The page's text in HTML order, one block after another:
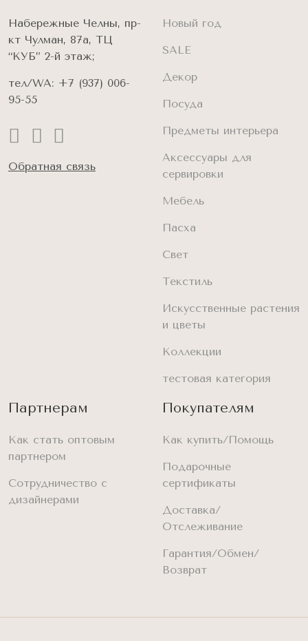
Набережные Челны, пр-
кт Чулман, 87а, ТЦ
“КУБ” 2-й этаж;
тел/WA: +7 (937) 006-
95-55
Обратная связь
Новый год
SALE
Декор
Посуда
Предметы интерьера
Аксессуары для
сервировки
Мебель
Пасха
Свет
Текстиль
Искусственные растения
и цветы
Коллекции
тестовая категория
Партнерам
Как стать оптовым
партнером
Сотрудничество с
дизайнерами
Покупателям
Как купить/Помощь
Подарочные
сертификаты
Доставка/
Отслеживание
Гарантия/Обмен/
Возврат